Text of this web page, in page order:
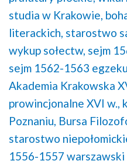
studia w Krakowie,
literackich, starostwo
wykup sołectw, sejm
sejm 1562-1563
Akademia Krakowska
prowincjonalne XVI w.,
Poznaniu, Bursa
starostwo
1556-1557 warszawski